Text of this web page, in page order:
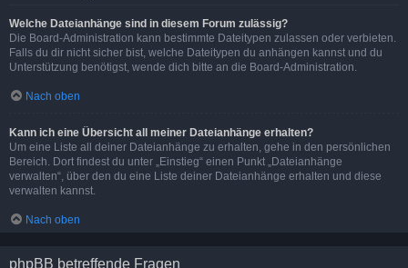
Welche Dateianhänge sind in diesem Forum zulässig?
Die Board-Administration kann bestimmte Dateitypen zulassen oder verbieten.
Falls du dir nicht sicher bist, welche Dateitypen du anhängen kannst und du
Unterstützung benötigst, wende dich bitte an die Board-Administration.
Nach oben
Kann ich eine Übersicht all meiner Dateianhänge erhalten?
Um eine Liste all deiner Dateianhänge zu erhalten, gehe in den persönlichen
Bereich. Dort findest du unter „Einstieg“ einen Punkt „Dateianhänge
verwalten“, über den du eine Liste deiner Dateianhänge erhalten und diese
verwalten kannst.
Nach oben
phpBB betreffende Fragen